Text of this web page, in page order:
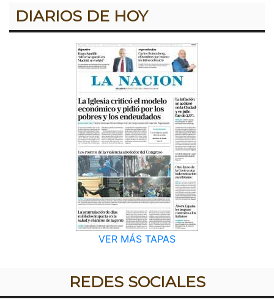
DIARIOS DE HOY
VER MÁS TAPAS
REDES SOCIALES